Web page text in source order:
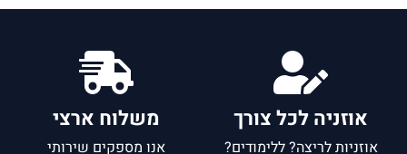
אוזניה לכל צורך
אוזניות לריצה? ללימודים?
משלוח ארצי
אנו מספקים שירותי